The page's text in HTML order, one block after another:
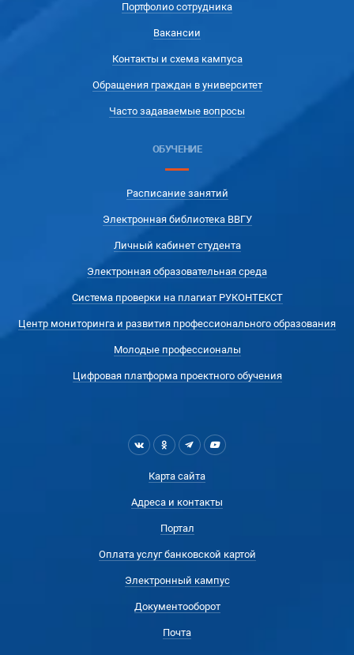
Портфолио сотрудника
Вакансии
Контакты и схема кампуса
Обращения граждан в университет
Часто задаваемые вопросы
ОБУЧЕНИЕ
Расписание занятий
Электронная библиотека ВВГУ
Личный кабинет студента
Электронная образовательная среда
Система проверки на плагиат РУКОНТЕКСТ
Центр мониторинга и развития профессионального образования
Молодые профессионалы
Цифровая платформа проектного обучения
Карта сайта
Адреса и контакты
Портал
Оплата услуг банковской картой
Электронный кампус
Документооборот
Почта